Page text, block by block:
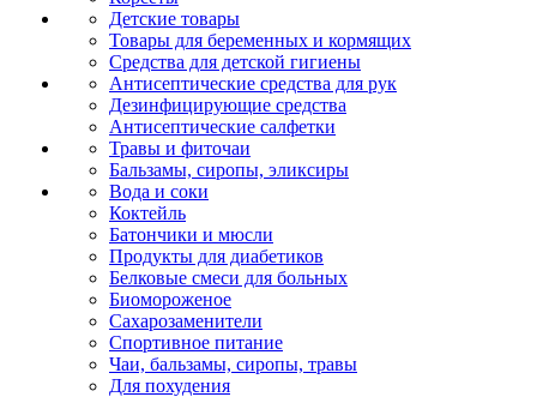
Детские товары
Товары для беременных и кормящих
Средства для детской гигиены
Антисептические средства для рук
Дезинфицирующие средства
Антисептические салфетки
Травы и фиточаи
Бальзамы, сиропы, эликсиры
Вода и соки
Коктейль
Батончики и мюсли
Продукты для диабетиков
Белковые смеси для больных
Биомороженое
Сахарозаменители
Спортивное питание
Чаи, бальзамы, сиропы, травы
Для похудения